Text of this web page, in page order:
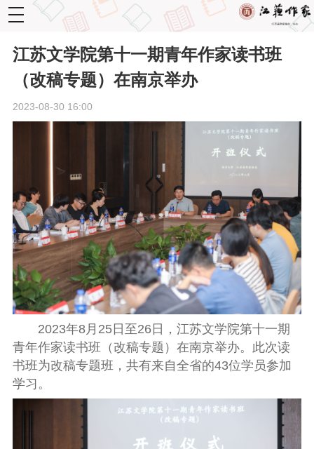
toggle
navigation
江苏文学院第十一期青年作家读书班
（改稿专题）在南京举办
2023-08-30 16:00
2023年8月25日至26日，江苏文学院第十一期
青年作家读书班（改稿专题）在南京举办。此次读
书班为改稿专题班，共有来自全省的43位学员参加
学习。